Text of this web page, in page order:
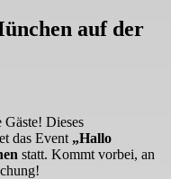
auf der
Gäste! Dieses
das Event „Hallo
statt. Kommt vorbei, an